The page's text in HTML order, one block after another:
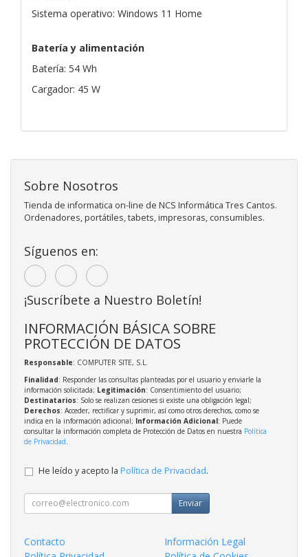
Sistema operativo: Windows 11 Home
Batería y alimentación
Batería: 54 Wh
Cargador: 45 W
Sobre Nosotros
Tienda de informatica on-line de NCS Informática Tres Cantos.
Ordenadores, portátiles, tabets, impresoras, consumibles.
Síguenos en:
¡Suscríbete a Nuestro Boletín!
INFORMACIÓN BÁSICA SOBRE
PROTECCIÓN DE DATOS
Responsable: COMPUTER SITE, S.L.
Finalidad: Responder las consultas planteadas por el usuario y enviarle la
información solicitada; Legitimación: Consentimiento del usuario;
Destinatarios: Solo se realizan cesiones si existe una obligación legal;
Derechos: Acceder, rectificar y suprimir, así como otros derechos, como se
indica en la información adicional; Información Adicional: Puede
consultar la información completa de Protección de Datos en nuestra Política
de Privacidad
He leído y acepto la Política de Privacidad.
Enviar
Contacto
Información Legal